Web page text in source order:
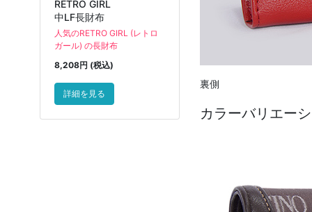
RETRO GIRL
中LF長財布
人気のRETRO GIRL (レトロ
ガール) の長財布
8,208円 (税込)
詳細を見る
裏側
カラーバリエー